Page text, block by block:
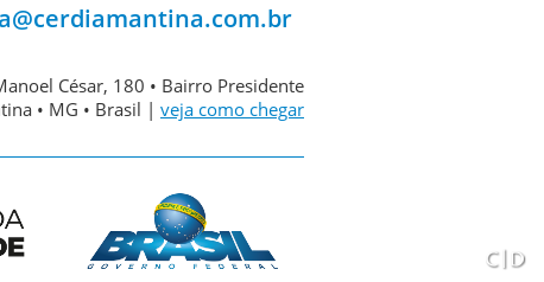
César, 180 • Bairro Presidente
• MG • Brasil | veja como chegar